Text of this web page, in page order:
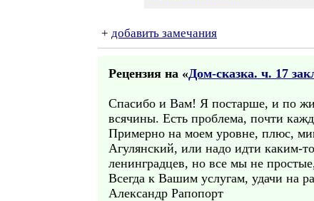
+ добавить замечания
Рецензия на «Дом-сказка. ч. 17
Спасибо и Вам! Я постарше, и по
всячины. Есть проблема, почти
Примерно на моем уровне, плюс,
Агулянский, или надо идти каким-
ленинградцев, но все мы не
Всегда к Вашим услугам, удачи на
Александр Рапопорт